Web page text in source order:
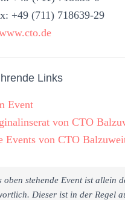
+49 (711) 718639-29
Links
Event
von CTO
Events von CTO
oben stehende Event ist allein
Dieser ist in der Regel